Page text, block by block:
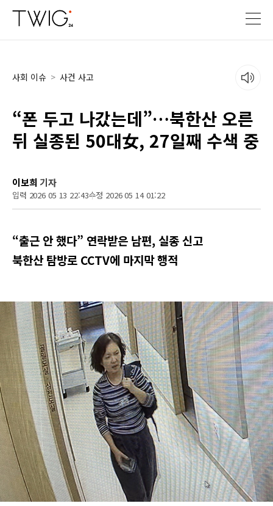
사회 이슈 > 사건 사고
“폰 두고 나갔는데”…북한산 오른
뒤 실종된 50대女, 27일째 수색 중
이보희 기자
입력 2026 05 13 22:43수정 2026 05 14 01:22
“출근 안 했다” 연락받은 남편, 실종 신고
북한산 탐방로 CCTV에 마지막 행적